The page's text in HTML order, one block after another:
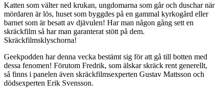
Katten som välter ned krukan, ungdomarna som går och duschar när
mördaren är lös, huset som byggdes på en gammal kyrkogård eller
barnet som är besatt av djävulen! Har man någon gång sett en
skräckfilm så har man garanterat stött på dem.
Skräckfilmsklyschorna!
Geekpodden har denna vecka bestämt sig för att gå till botten med
dessa fenomen! Förutom Fredrik, som älskar skräck rent generellt,
så finns i panelen även skräckfilmsexperten Gustav Mattsson och
dödsexperten Erik Svensson.